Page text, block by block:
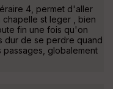
4, permet d'aller
st leger , bien
fin une fois qu'on
dur de se perdre quand
passages, globalement